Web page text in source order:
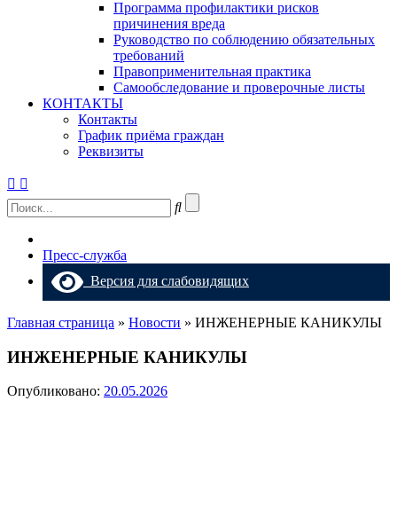
Программа профилактики рисков
причинения вреда
Руководство по соблюдению обязательных
требований
Правоприменительная практика
Самообследование и проверочные листы
КОНТАКТЫ
Контакты
График приёма граждан
Реквизиты
Пресс-служба
Версия для слабовидящих
Главная страница » Новости » ИНЖЕНЕРНЫЕ КАНИКУЛЫ
ИНЖЕНЕРНЫЕ КАНИКУЛЫ
Опубликовано: 20.05.2026